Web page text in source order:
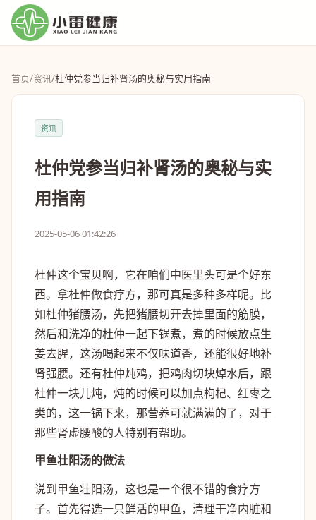
首页/资讯/杜仲党参当归补肾汤的奥秘与实用指南
资讯
杜仲党参当归补肾汤的奥秘与实
用指南
2025-05-06 01:42:26
杜仲这个宝贝啊，它在咱们中医里头可是个好东
西。拿杜仲做食疗方，那可真是多种多样呢。比
如杜仲猪腰汤，先把猪腰切开去掉里面的筋膜，
然后和洗净的杜仲一起下锅煮，煮的时候放点生
姜去腥，这汤喝起来不仅味道香，还能很好地补
肾强腰。还有杜仲炖鸡，把鸡肉切块焯水后，跟
杜仲一块儿炖，炖的时候可以加点枸杞、红枣之
类的，这一锅下来，那营养可就满满的了，对于
那些肾虚腰酸的人特别有帮助。
甲鱼壮阳汤的做法
说到甲鱼壮阳汤，这也是一个很不错的食疗方
子。首先得选一只鲜活的甲鱼，清理干净内脏和